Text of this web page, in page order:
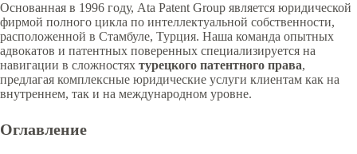
Основанная в 1996 году, Ata Patent Group является юридической
фирмой полного цикла по интеллектуальной собственности,
расположенной в Стамбуле, Турция. Наша команда опытных
адвокатов и патентных поверенных специализируется на
навигации в сложностях турецкого патентного права,
предлагая комплексные юридические услуги клиентам как на
внутреннем, так и на международном уровне.
Оглавление